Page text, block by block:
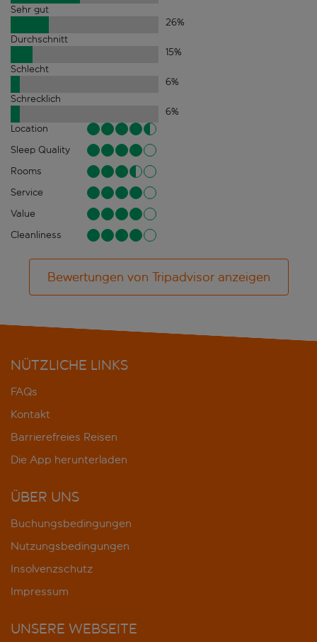
Sehr gut
26%
Durchschnitt
15%
Schlecht
6%
Schrecklich
6%
Location
Sleep Quality
Rooms
Service
Value
Cleanliness
Bewertungen von Tripadvisor anzeigen
NÜTZLICHE LINKS
FAQs
Kontakt
Barrierefreies Reisen
Die App herunterladen
ÜBER UNS
Buchungsbedingungen
Nutzungsbedingungen
Insolvenzschutz
Impressum
UNSERE WEBSEITE